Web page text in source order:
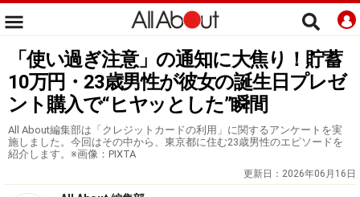
「使い過ぎ注意」の通知に大焦り！貯蓄
10万円・23歳男性が彼女の誕生日プレゼ
ント購入で“ヒヤッとした”瞬間
All About編集部は「クレジットカードの利用」に関するアンケートを実
施しました。今回はその中から、東京都に住む23歳男性のエピソードを
紹介します。※画像：PIXTA
更新日： 2026年06月16日